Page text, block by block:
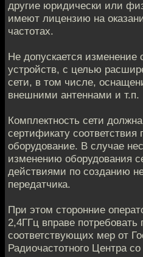
другие юридически или
имеют лицензию на
частотах.
Не допускается изменение
устройств, с целью
сети, в том числе,
внешними антеннами и т.п.
Комплектность сети
cертификату
оборудование. В случае
изменению оборудования
действиями по созданию
передатчика.
При этом сторонние
2,4ГГц вправе потребовать
соответствующих мер от
Радиочастотного Центра